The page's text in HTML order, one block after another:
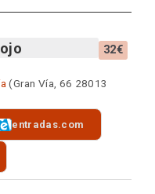
32€
(Gran Vía, 66 28013
entradas.com